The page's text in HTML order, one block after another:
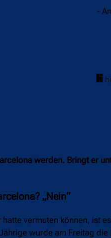
-
werden. Bringt er
„Nein“
vermuten können, ist
wurde am Freitag